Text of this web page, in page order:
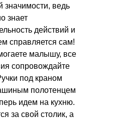
значимости, ведь
знает
действий и
справляется сам!
малышу, все
сопровождайте
под краном
полотенцем
идем на кухню.
за свой столик, а